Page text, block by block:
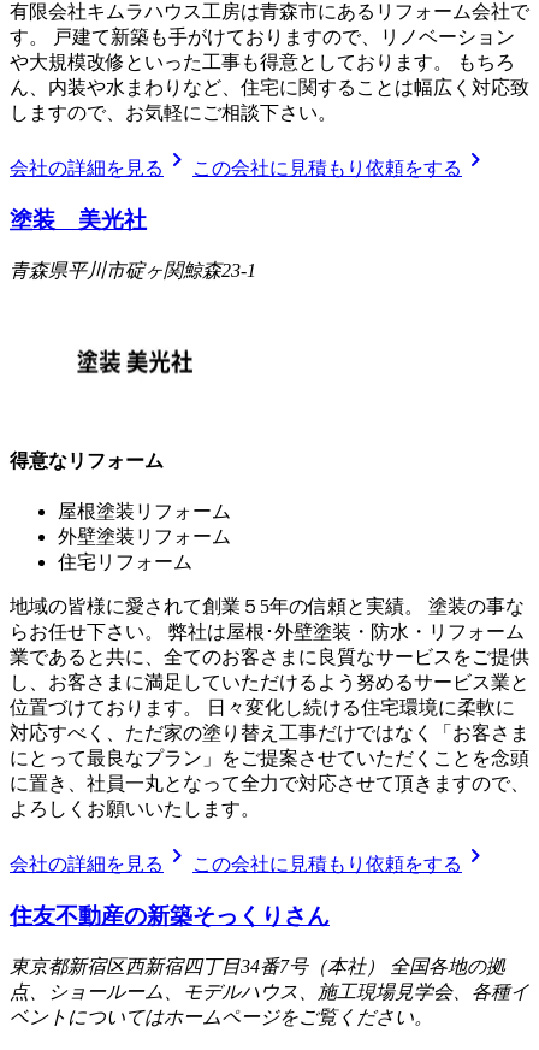
有限会社キムラハウス工房は青森市にあるリフォーム会社で
す。 戸建て新築も手がけておりますので、リノベーション
や大規模改修といった工事も得意としております。 もちろ
ん、内装や水まわりなど、住宅に関することは幅広く対応致
しますので、お気軽にご相談下さい。
会社の詳細を見る chevron_right この会社に見積もり依頼をする chevron_right
塗装 美光社
青森県平川市碇ヶ関鯨森23-1
得意なリフォーム
屋根塗装リフォーム
外壁塗装リフォーム
住宅リフォーム
地域の皆様に愛されて創業５5年の信頼と実績。 塗装の事な
らお任せ下さい。 弊社は屋根･外壁塗装・防水・リフォーム
業であると共に、全てのお客さまに良質なサービスをご提供
し、お客さまに満足していただけるよう努めるサービス業と
位置づけております。 日々変化し続ける住宅環境に柔軟に
対応すべく、ただ家の塗り替え工事だけではなく「お客さま
にとって最良なプラン」をご提案させていただくことを念頭
に置き、社員一丸となって全力で対応させて頂きますので、
よろしくお願いいたします。
会社の詳細を見る chevron_right この会社に見積もり依頼をする chevron_right
住友不動産の新築そっくりさん
東京都新宿区西新宿四丁目34番7号（本社） 全国各地の拠
点、ショールーム、モデルハウス、施工現場見学会、各種イ
ベントについてはホームページをご覧ください。